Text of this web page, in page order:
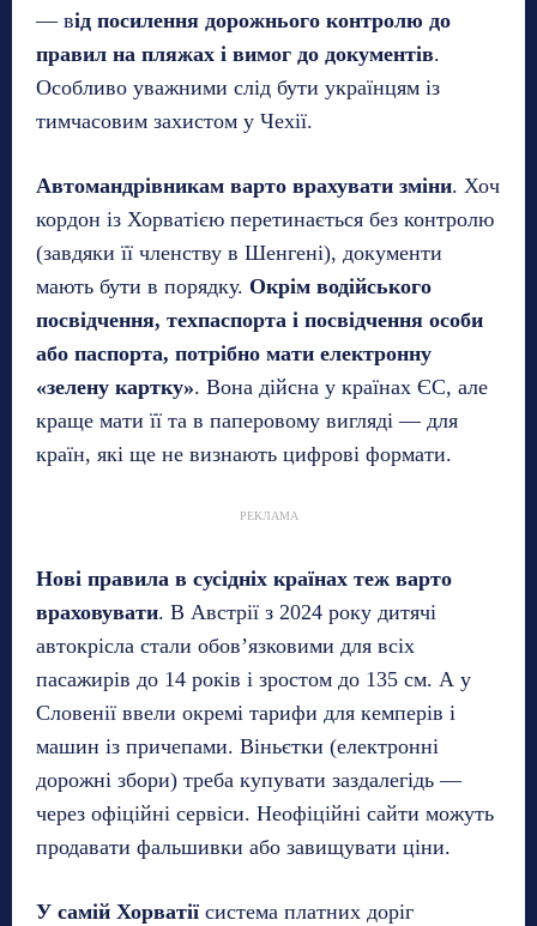
— від посилення дорожнього контролю до
правил на пляжах і вимог до документів.
Особливо уважними слід бути українцям із
тимчасовим захистом у Чехії.
Автомандрівникам варто врахувати зміни. Хоч
кордон із Хорватією перетинається без контролю
(завдяки її членству в Шенгені), документи
мають бути в порядку. Окрім водійського
посвідчення, техпаспорта і посвідчення особи
або паспорта, потрібно мати електронну
«зелену картку». Вона дійсна у країнах ЄС, але
краще мати її та в паперовому вигляді — для
країн, які ще не визнають цифрові формати.
РЕКЛАМА
Нові правила в сусідніх країнах теж варто
враховувати. В Австрії з 2024 року дитячі
автокрісла стали обов’язковими для всіх
пасажирів до 14 років і зростом до 135 см. А у
Словенії ввели окремі тарифи для кемперів і
машин із причепами. Віньєтки (електронні
дорожні збори) треба купувати заздалегідь —
через офіційні сервіси. Неофіційні сайти можуть
продавати фальшивки або завищувати ціни.
У самій Хорватії система платних доріг